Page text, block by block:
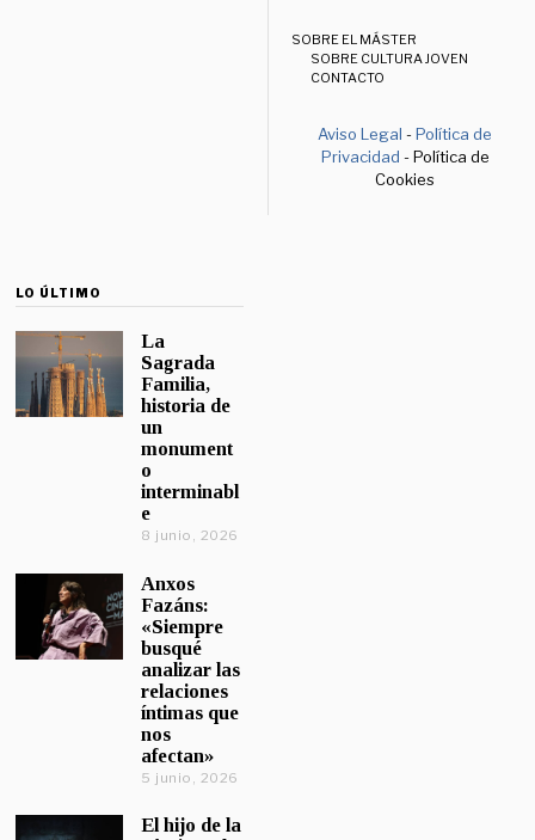
SOBRE EL MÁSTER
SOBRE CULTURA JOVEN
CONTACTO
Aviso Legal -Política de
Privacidad - Política de
Cookies
LO ÚLTIMO
La
Sagrada
Familia,
historia de
un
monument
o
interminabl
e
8 junio, 2026
Anxos
Fazáns:
«Siempre
busqué
analizar las
relaciones
íntimas que
nos
afectan»
5 junio, 2026
El hijo de la